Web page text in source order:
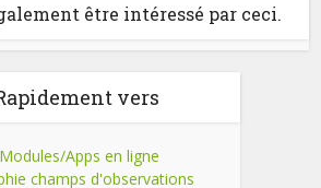
être intéressé par ceci.
vers
Apps en ligne
champs d'observations